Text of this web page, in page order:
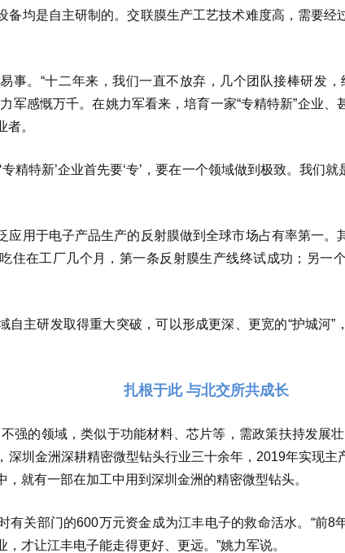
备均是自主研制的。交联膜生产工艺技术难度高，需要经
事。“十二年来，我们一直不放弃，几个团队接棒研发
军感慨万千。在姚力军看来，培育一家“专精特新”企业、
。
精特新’企业首先要‘专’，要在一个领域做到极致。我们
应用于电子产品生产的反射膜做到全球市场占有率第一。
住在工厂几个月，第一条反射膜生产线终试成功；另一
自主研发取得重大突破，可以形成更深、更宽的“护城河”
扎根于此 与北交所共成长
强的领域，类似于功能材料、芯片等，需政策扶持发展
深圳金洲深耕精密微型钻头行业三十余年，2019年实现主
就有一部在加工中用到深圳金洲的精密微型钻头。
有关部门的600万元资金成为江丰电子的救命活水。“前8
才让江丰电子能走得更好、更远。”姚力军说。